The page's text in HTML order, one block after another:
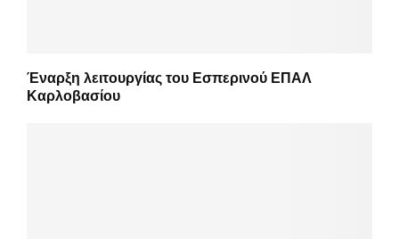
Έναρξη λειτουργίας του Εσπερινού ΕΠΑΛ
Καρλοβασίου